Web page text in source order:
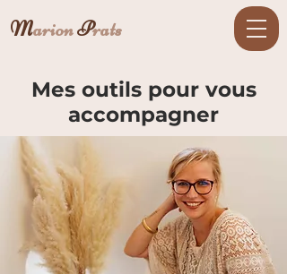
MarionPrats
Mes outils pour vous
accompagner